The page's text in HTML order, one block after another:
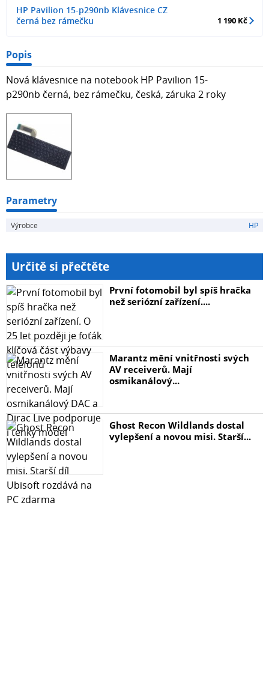
HP Pavilion 15-p290nb Klávesnice CZ
černá bez rámečku
1 190 Kč
Popis
Nová klávesnice na notebook HP Pavilion 15-
p290nb černá, bez rámečku, česká, záruka 2 roky
Parametry
Výrobce HP
Určitě si přečtěte
První fotomobil byl spíš hračka
než seriózní zařízení....
Marantz mění vnitřnosti svých
AV receiverů. Mají
osmikanálový...
Ghost Recon Wildlands dostal
vylepšení a novou misi. Starší...